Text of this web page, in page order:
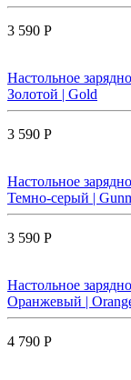
3 590 Р
Настольное
Золотой | Gold
3 590 Р
Настольное
Темно-серый |
3 590 Р
Настольное
Оранжевый |
4 790 Р